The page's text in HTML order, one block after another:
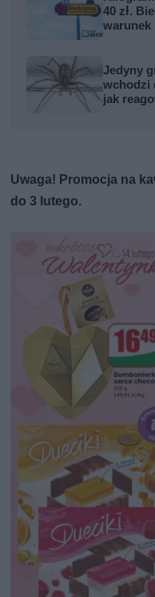
40 zł.
warunek
Jedyny
wchodzi
jak
Uwaga! Promocja na
do 3 lutego.